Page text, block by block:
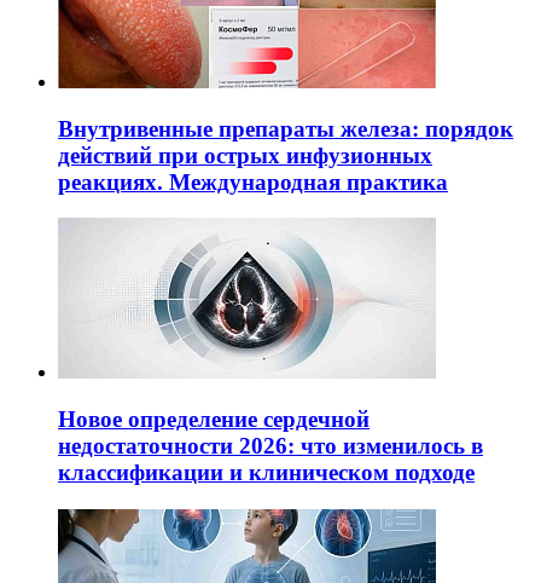
Внутривенные препараты железа: порядок
действий при острых инфузионных
реакциях. Международная практика
Новое определение сердечной
недостаточности 2026: что изменилось в
классификации и клиническом подходе